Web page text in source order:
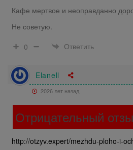
Кафе мертвое и неоправданно
Не советую.
0
Ответить
Elanell
2026 лет назад
Отрицательный
http://otzyv.expert/mezhdu-ploho-i-